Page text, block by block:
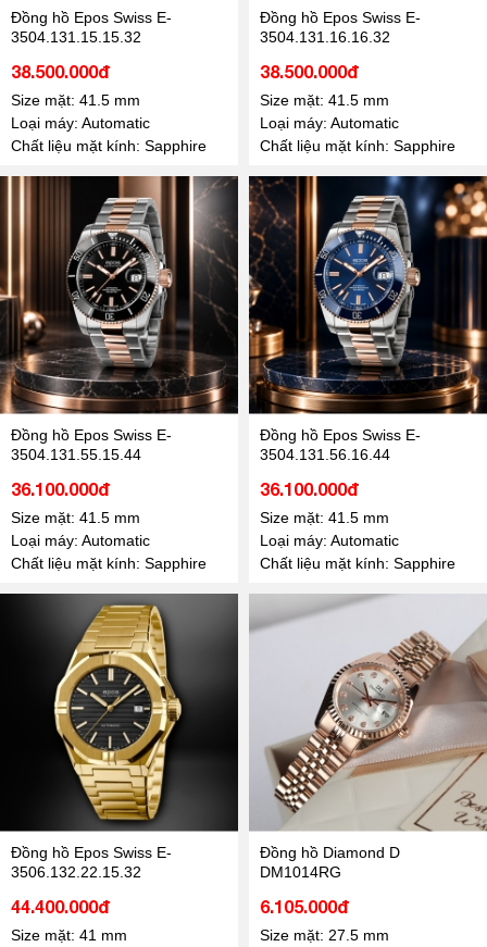
Đồng hồ Epos Swiss E-
3504.131.15.15.32
38.500.000đ
Size mặt: 41.5 mm
Loại máy: Automatic
Chất liệu mặt kính: Sapphire
Đồng hồ Epos Swiss E-
3504.131.16.16.32
38.500.000đ
Size mặt: 41.5 mm
Loại máy: Automatic
Chất liệu mặt kính: Sapphire
Đồng hồ Epos Swiss E-
3504.131.55.15.44
36.100.000đ
Size mặt: 41.5 mm
Loại máy: Automatic
Chất liệu mặt kính: Sapphire
Đồng hồ Epos Swiss E-
3504.131.56.16.44
36.100.000đ
Size mặt: 41.5 mm
Loại máy: Automatic
Chất liệu mặt kính: Sapphire
Đồng hồ Epos Swiss E-
3506.132.22.15.32
44.400.000đ
Size mặt: 41 mm
Đồng hồ Diamond D
DM1014RG
6.105.000đ
Size mặt: 27.5 mm